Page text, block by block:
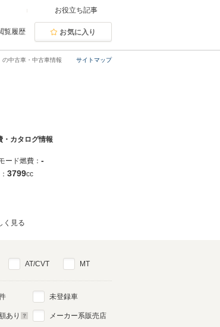
お役立ち記事
覧履歴 お気に入り
サイトマップ
中古車・中古車情報
・カタログ情報
ード燃費： -
3799cc
く見る
AT/CVT MT
あり
未登録車
メーカー系販売店